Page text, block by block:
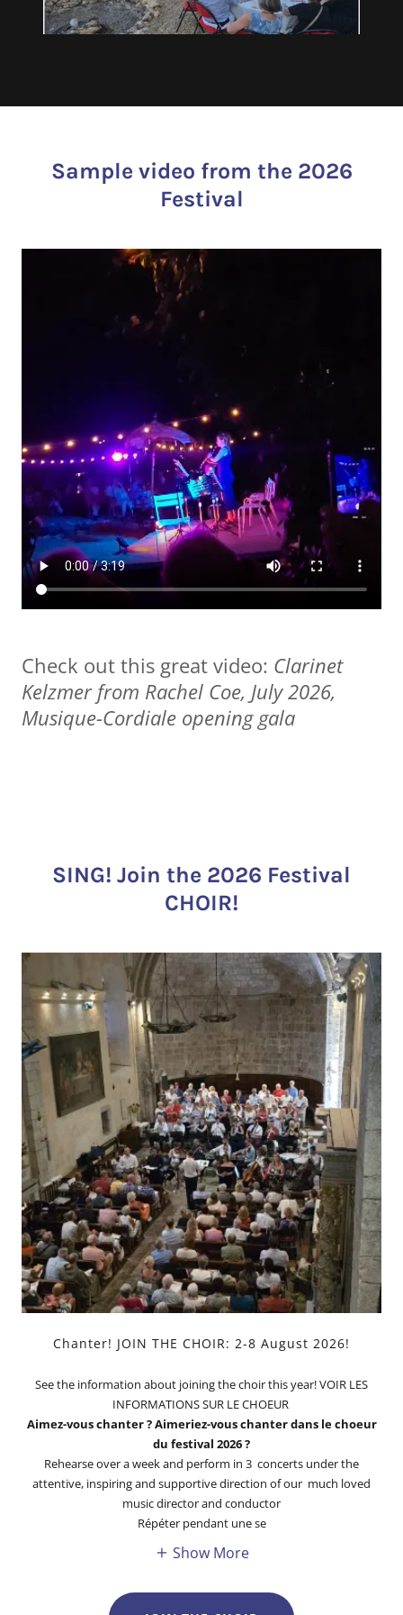
Sample video from the 2026
Festival
Check out this great video: Clarinet
Kelzmer from Rachel Coe, July 2026,
Musique-Cordiale opening gala
SING! Join the 2026 Festival
CHOIR!
Chanter! JOIN THE CHOIR: 2-8 August 2026!
See the information about joining the choir this year! VOIR LES
INFORMATIONS SUR LE CHOEUR
Aimez-vous chanter ? Aimeriez-vous chanter dans le choeur
du festival 2026 ?
Rehearse over a week and perform in 3 concerts under the
attentive, inspiring and supportive direction of our much loved
music director and conductor
Répéter pendant une se
Show More